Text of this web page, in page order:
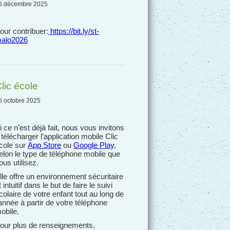
décembre 2025
contribuer: https://bit.ly/st-
école
octobre 2025
ce n’est déjà fait, nous vous invitons
l’application mobile Clic
sur App Store ou Google Play,
le type de téléphone mobile que
utilisez.
offre un environnement sécuritaire
intuitif dans le but de faire le suivi
de votre enfant tout au long de
à partir de votre téléphone
plus de renseignements,